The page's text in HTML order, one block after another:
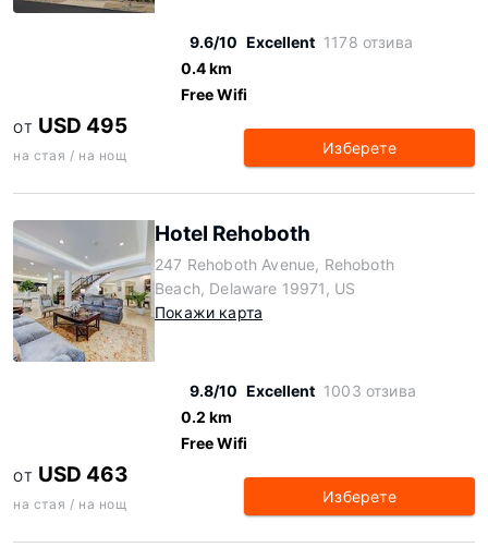
9.6/10 Excellent 1178 отзива
0.4 km
Free Wifi
ОТ USD 495
на стая / на нощ Изберете
Hotel Rehoboth
247 Rehoboth Avenue, Rehoboth
Beach, Delaware 19971, US
Покажи карта
9.8/10 Excellent 1003 отзива
0.2 km
Free Wifi
ОТ USD 463
на стая / на нощ Изберете